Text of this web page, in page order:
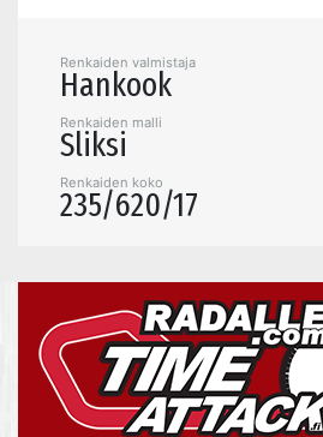
Renkaiden valmistaja
Hankook
Renkaiden malli
Sliksi
Renkaiden koko
235/620/17